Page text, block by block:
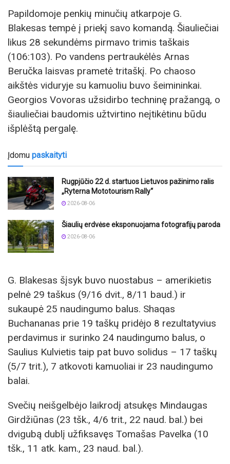
Papildomoje penkių minučių atkarpoje G.
Blakesas tempė į priekį savo komandą. Šiauliečiai
likus 28 sekundėms pirmavo trimis taškais
(106:103). Po vandens pertraukėlės Arnas
Beručka laisvas prametė tritaškį. Po chaoso
aikštės viduryje su kamuoliu buvo šeimininkai.
Georgios Vovoras užsidirbo techninę pražangą, o
šiauliečiai baudomis užtvirtino neįtikėtinu būdu
išplėštą pergalę.
Įdomu paskaityti
Rugpjūčio 22 d. startuos Lietuvos pažinimo ralis
„Ryterna Mototourism Rally“
2026-08-06
Šiaulių erdvėse eksponuojama fotografijų paroda
2026-08-06
G. Blakesas šįsyk buvo nuostabus – amerikietis
pelnė 29 taškus (9/16 dvit., 8/11 baud.) ir
sukaupė 25 naudingumo balus. Shaqas
Buchananas prie 19 taškų pridėjo 8 rezultatyvius
perdavimus ir surinko 24 naudingumo balus, o
Saulius Kulvietis taip pat buvo solidus – 17 taškų
(5/7 trit.), 7 atkovoti kamuoliai ir 23 naudingumo
balai.
Svečių neišgelbėjo laikrodį atsukęs Mindaugas
Girdžiūnas (23 tšk., 4/6 trit., 22 naud. bal.) bei
dvigubą dublį užfiksavęs Tomašas Pavelka (10
tšk., 11 atk. kam., 23 naud. bal.).